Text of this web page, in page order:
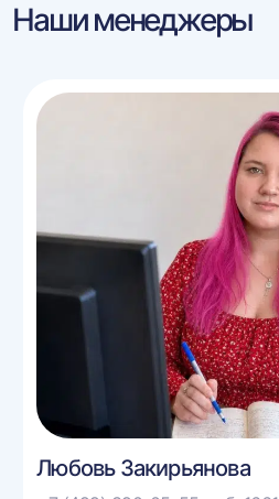
Наши менеджеры
Любовь Закирьянова